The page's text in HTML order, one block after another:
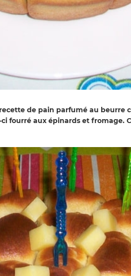
de pain parfumé au beurre
fourré aux épinards et fromage.